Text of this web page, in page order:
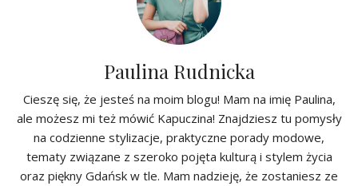
Paulina Rudnicka
Cieszę się, że jesteś na moim blogu! Mam na imię Paulina,
ale możesz mi też mówić Kapuczina! Znajdziesz tu pomysły
na codzienne stylizacje, praktyczne porady modowe,
tematy związane z szeroko pojęta kulturą i stylem życia
oraz piękny Gdańsk w tle. Mam nadzieję, że zostaniesz ze